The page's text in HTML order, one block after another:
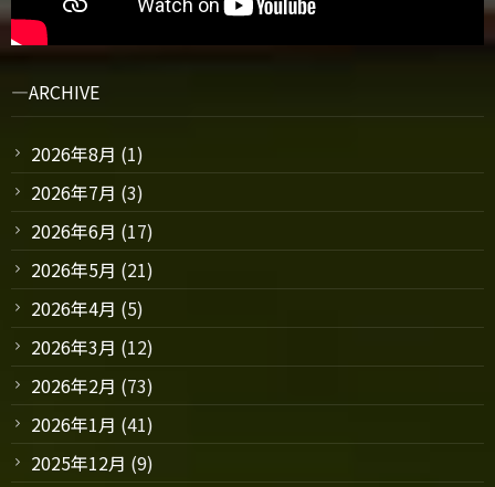
ARCHIVE
2026年8月 (1)
2026年7月 (3)
2026年6月 (17)
2026年5月 (21)
2026年4月 (5)
2026年3月 (12)
2026年2月 (73)
2026年1月 (41)
2025年12月 (9)